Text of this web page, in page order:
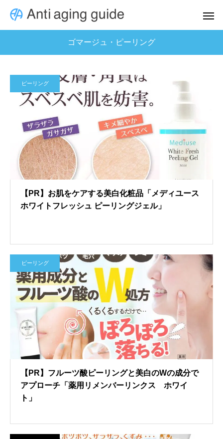
ゴマージュ・ピーリング
ピーリング
【PR】お肌をケアする美白化粧品「メディユース
ホワイトフレッシュ ピーリングジェル」
ピーリング
【PR】フルーツ酸ピーリングと美白のWの成分で
アプローチ「薬用リメンバーリンクス ホワイ
ト」